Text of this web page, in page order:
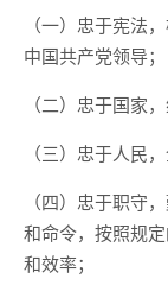
（一）忠于宪法
中国共产党领导；
（二）忠于国家
（三）忠于人民
（四）忠于职守
和命令，按照规
和效率；